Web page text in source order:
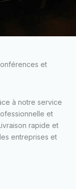
et
à notre service
et
rapide et
entreprises et